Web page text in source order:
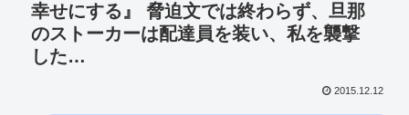
幸せにする』 脅迫文では終わらず、旦那
のストーカーは配達員を装い、私を襲撃
した…
2015.12.12